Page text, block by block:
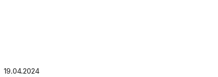
19.04.2024